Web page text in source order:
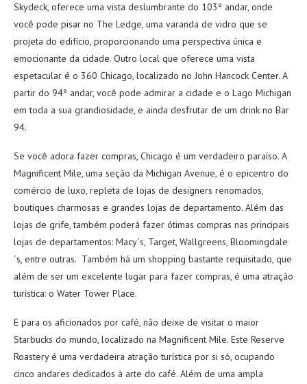
Skydeck, oferece uma vista deslumbrante do 103º andar, onde
você pode pisar no The Ledge, uma varanda de vidro que se
projeta do edifício, proporcionando uma perspectiva única e
emocionante da cidade. Outro local que oferece uma vista
espetacular é o 360 Chicago, localizado no John Hancock Center. A
partir do 94º andar, você pode admirar a cidade e o Lago Michigan
em toda a sua grandiosidade, e ainda desfrutar de um drink no Bar
94.
Se você adora fazer compras, Chicago é um verdadeiro paraíso. A
Magnificent Mile, uma seção da Michigan Avenue, é o epicentro do
comércio de luxo, repleta de lojas de designers renomados,
boutiques charmosas e grandes lojas de departamento. Além das
lojas de grife, também poderá fazer ótimas compras nas principais
lojas de departamentos: Macy´s, Target, Wallgreens, Bloomingdale
´s, entre outras. Também há um shopping bastante requisitado, que
além de ser um excelente lugar para fazer compras, é uma atração
turística: o Water Tower Place.
E para os aficionados por café, não deixe de visitar o maior
Starbucks do mundo, localizado na Magnificent Mile. Este Reserve
Roastery é uma verdadeira atração turística por si só, ocupando
cinco andares dedicados à arte do café. Além de uma ampla